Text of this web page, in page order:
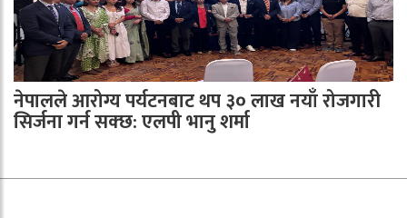
नेपालले आरोग्य पर्यटनबाट थप ३० लाख नयाँ रोजगारी
सिर्जना गर्न सक्छ: एलपी भानु शर्मा